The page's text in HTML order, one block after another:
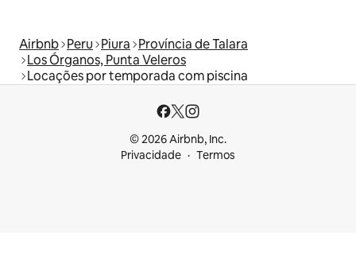
Airbnb Peru Piura Província de Talara
Los Órganos, Punta Veleros
Locações por temporada com piscina
© 2026 Airbnb, Inc.
Privacidade
Termos